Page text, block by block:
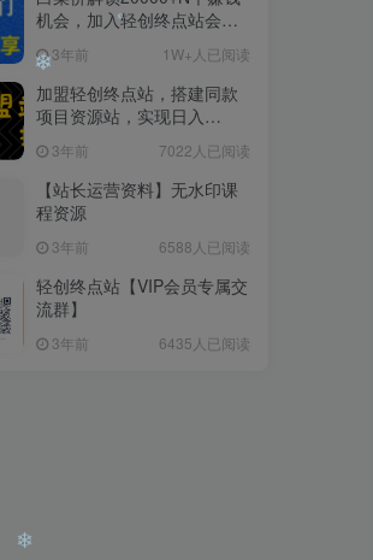
机会，加入轻创终点站会
3年前 1W+人已阅读
加盟轻创终点站，搭建同款
项目资源站，实现日入
3年前 7022人已阅读
【站长运营资料】无水印课
程资源
3年前 6588人已阅读
轻创终点站【VIP会员专属交
流群】
3年前 6435人已阅读
❄
❄